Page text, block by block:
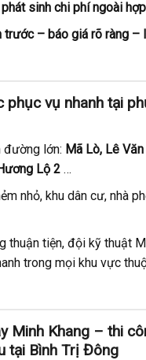
sinh chi phí ngoài
trước – báo giá rõ ràng –
phục vụ nhanh tại
đường lớn: Mã Lò, Lê Văn
Lộ 2…
nhỏ, khu dân cư, nhà
thuận tiện, đội kỹ thuật
trong mọi khu vực
Minh Khang – thi
tại Bình Trị Đông